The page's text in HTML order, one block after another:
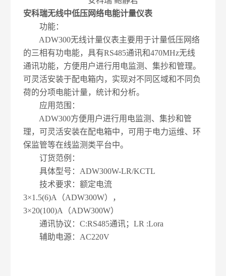
安科瑞无线中低压网络电能计量仪表
功能：
ADW300无线计量仪表主要用于计量低压网络
的三相有功电能，具有RS485通讯和470MHz无线
通讯功能，方便用户进行用电监测、集抄和管理。
可灵活安装于配电箱内，实现对不同区域和不同负
荷的分项电能计量，统计和分析。
应用范围：
ADW300方便用户进行用电监测、集抄和管
理，可灵活安装在配电箱中，可用于电力运维、环
保监管等在线监测类平台中。
订货范例：
具体型号：ADW300W-LR/KCTL
技术要求：额定电流
3×1.5(6)A（ADW300W），
3×20(100)A（ADW300W）
通讯协议：C:RS485通讯；LR :Lora
辅助电源：AC220V